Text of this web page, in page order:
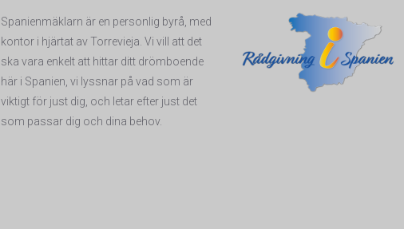
Spanienmäklarn är en personlig byrå, med
kontor i hjärtat av Torrevieja. Vi vill att det
ska vara enkelt att hittar ditt drömboende
här i Spanien, vi lyssnar på vad som är
viktigt för just dig, och letar efter just det
som passar dig och dina behov.